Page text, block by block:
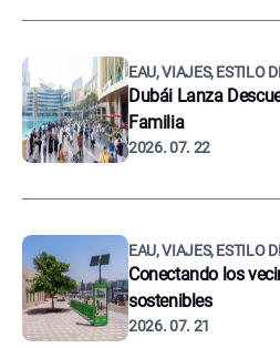
EAU, VIAJES, ESTILO
Dubái Lanza
Familia
2026. 07. 22
EAU, VIAJES, ESTILO
Conectando los
sostenibles
2026. 07. 21